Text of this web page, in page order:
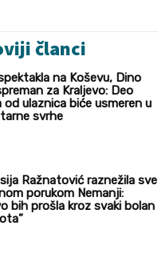
članci
na Koševu, Dino
za Kraljevo: Deo
od ulaznica biće usmeren u
svrhe
Ražnatović raznežila sve
porukom Nemanji:
bih prošla kroz svaki bolan